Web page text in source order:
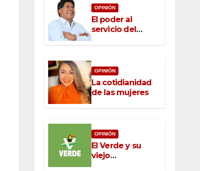
OPINIÓN
El poder al
servicio del
pueblo: la nueva
México
OPINIÓN
La cotidianidad
de las mujeres
OPINIÓN
El Verde y su
viejo
oportunismo